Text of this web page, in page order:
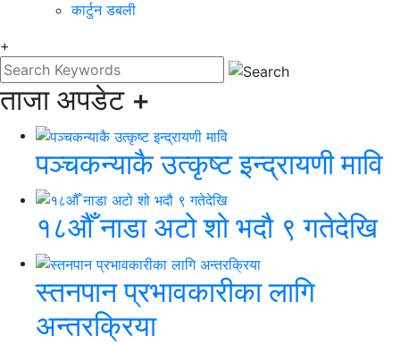
कार्टुन डबली
+
ताजा अपडेट +
पञ्चकन्याकै उत्कृष्ट इन्द्रायणी मावि
१८औँ नाडा अटो शो भदौ ९ गतेदेखि
स्तनपान प्रभावकारीका लागि
अन्तरक्रिया